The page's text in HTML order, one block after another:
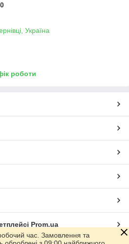
Україна
роботи
Prom.ua
час. Замовлення та